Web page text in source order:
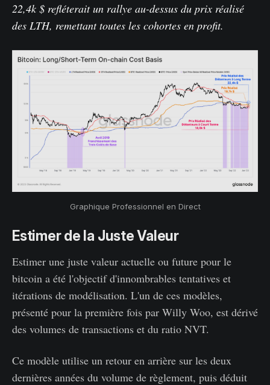
22,4k $ refléterait un rallye au-dessus du prix réalisé
des LTH, remettant toutes les cohortes en profit.
Graphique Professionnel en Direct
Estimer de la Juste Valeur
Estimer une juste valeur actuelle ou future pour le
bitcoin a été l'objectif d'innombrables tentatives et
itérations de modélisation. L'un de ces modèles,
présenté pour la première fois par Willy Woo, est dérivé
des volumes de transactions et du ratio NVT.
Ce modèle utilise un retour en arrière sur les deux
dernières années du volume de règlement, puis déduit